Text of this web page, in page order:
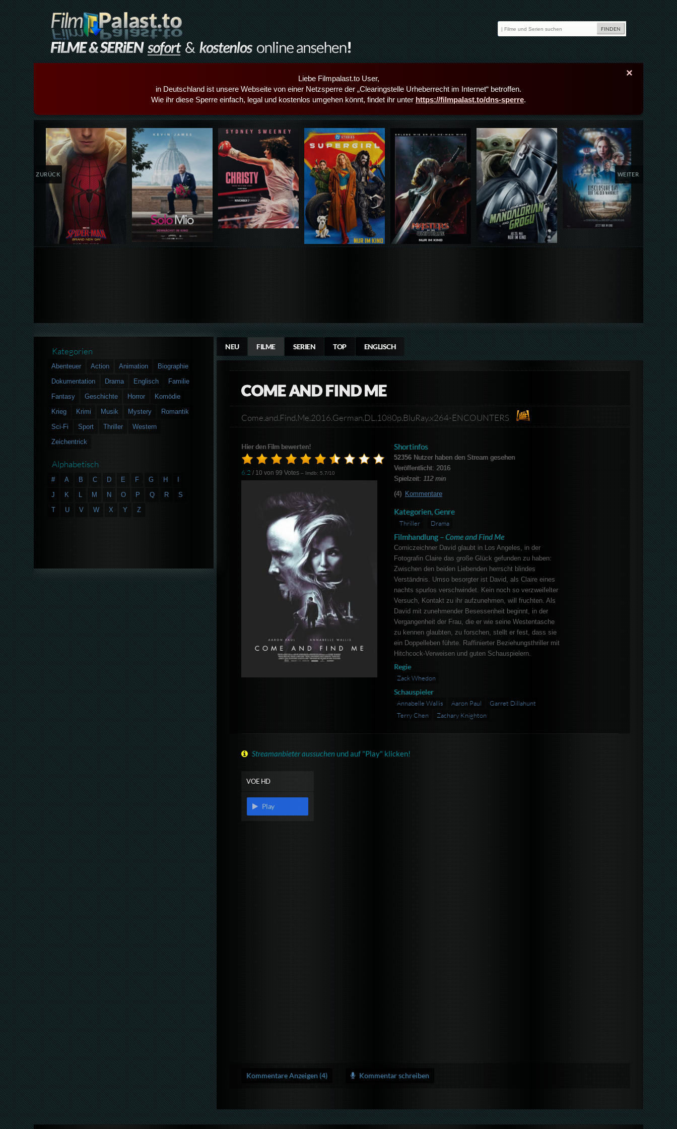
×
Liebe Filmpalast.to User,
in Deutschland ist unsere Webseite von einer Netzsperre der „Clearingstelle Urheberrecht im Internet“ betroffen.
Wie ihr diese Sperre einfach, legal und kostenlos umgehen könnt, findet ihr unter https://filmpalast.to/dns-sperre.
Details,Play Details,Play Details,Play Details,Play Details,Play Details,Play Details,Play
ZURÜCK WEITER
NEU FILME SERIEN TOP ENGLISCH
COME AND FIND ME
Come.and.Find.Me.2016.German.DL.1080p.BluRay.x264-ENCOUNTERS
Hier den Film bewerten!
6.2 / 10 von99 Votes – Imdb: 5.7/10
Shortinfos
52356Nutzer haben den Stream gesehen
Veröffentlicht: 2016
Spielzeit: 112 min
(4) Kommentare
Kategorien, Genre
Thriller Drama
Filmhandlung –Come and Find Me
Comiczeichner David glaubt in Los Angeles, in der
Fotografin Claire das große Glück gefunden zu haben:
Zwischen den beiden Liebenden herrscht blindes
Verständnis. Umso besorgter ist David, als Claire eines
nachts spurlos verschwindet. Kein noch so verzweifelter
Versuch, Kontakt zu ihr aufzunehmen, will fruchten. Als
David mit zunehmender Besessenheit beginnt, in der
Vergangenheit der Frau, die er wie seine Westentasche
zu kennen glaubten, zu forschen, stellt er fest, dass sie
ein Doppelleben führte. Raffinierter Beziehungsthriller mit
Hitchcock-Verweisen und guten Schauspielern.
Regie
Zack Whedon
Schauspieler
Annabelle Wallis Aaron Paul
Garret Dillahunt
Terry Chen
Zachary Knighton
Streamanbieter aussuchen und auf "Play" klicken!
VOE HD
Play
Kommentare Anzeigen (4) Kommentar schreiben
Kategorien
Abenteuer Action Animation
Biographie
Dokumentation
Drama Englisch
Familie
Fantasy
Geschichte Horror
Komödie
Krieg
Krimi Musik Mystery
Romantik
Sci-Fi
Sport Thriller
Western
Zeichentrick
Alphabetisch
# A B C D E F G H
J
K L M N O P Q R
S
T
U V W X Y Z